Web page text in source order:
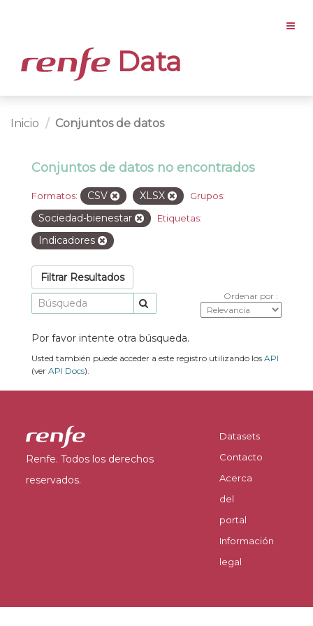
Data
Inicio Conjuntos de datos
Conjuntos de datos no encontrados
Formatos: CSV XLSX Grupos:
Sociedad-bienestar Etiquetas:
Indicadores
Filtrar Resultados
Ordenar por
Por favor intente otra búsqueda.
Usted también puede acceder a este registro utilizando los API
(ver API Docs).
Renfe. Todos los derechos
reservados.
Datasets
Contacto
Acerca
del
portal
Información
legal